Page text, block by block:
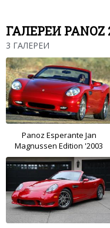
ГАЛЕРЕИ PANOZ
3 ГАЛЕРЕИ
Panoz Esperante Jan
Magnussen Edition '2003